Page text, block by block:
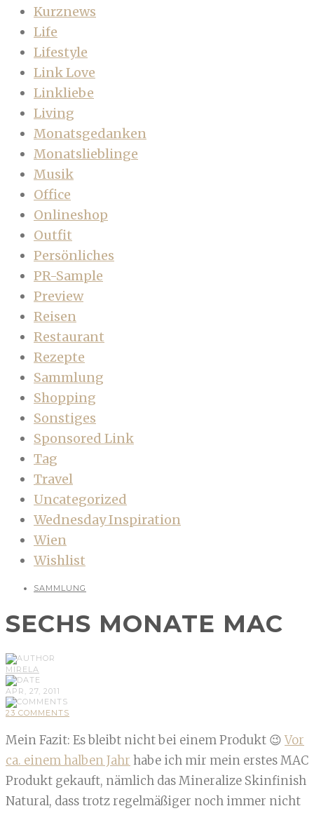
Kurznews
Life
Lifestyle
Link Love
Linkliebe
Living
Monatsgedanken
Monatslieblinge
Musik
Office
Onlineshop
Outfit
Persönliches
PR-Sample
Preview
Reisen
Restaurant
Rezepte
Sammlung
Shopping
Sonstiges
Sponsored Link
Tag
Travel
Uncategorized
Wednesday Inspiration
Wien
Wishlist
SAMMLUNG
SECHS MONATE MAC
MIRELA
APR, 27, 2011
23 COMMENTS
Mein Fazit: Es bleibt nicht bei einem Produkt 😉Vor
ca. einem halben Jahr habe ich mir mein erstes MAC
Produkt gekauft, nämlich das Mineralize Skinfinish
Natural, dass trotz regelmäßiger noch immer nicht